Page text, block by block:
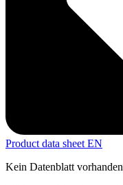
Product data sheet EN
Kein Datenblatt vorhanden